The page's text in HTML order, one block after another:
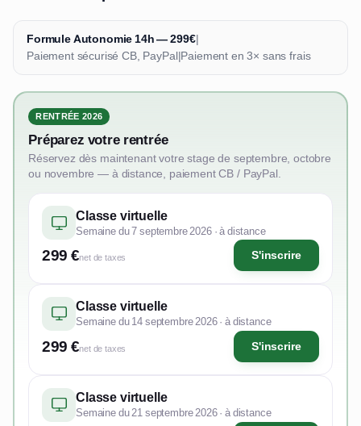
Formule Autonomie 14h — 299€|
Paiement sécurisé CB, PayPal|Paiement en 3× sans frais
RENTRÉE 2026
Préparez votre rentrée
Réservez dès maintenant votre stage de septembre, octobre
ou novembre — à distance, paiement CB / PayPal.
Classe virtuelle
Semaine du 7 septembre 2026 · à distance
299 €net de taxes S'inscrire
Classe virtuelle
Semaine du 14 septembre 2026 · à distance
299 €net de taxes S'inscrire
Classe virtuelle
Semaine du 21 septembre 2026 · à distance